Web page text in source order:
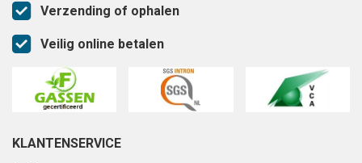
Verzending of ophalen
Veilig online betalen
KLANTENSERVICE